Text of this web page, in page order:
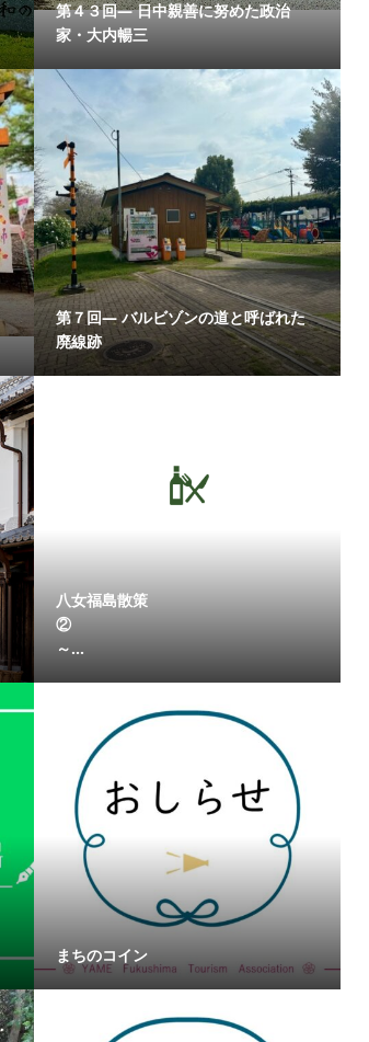
第４３回― 日中親善に努めた政治
家・大内暢三
第７回― バルビゾンの道と呼ばれた
廃線跡
八女福島散策
②
～...
まちのコイン